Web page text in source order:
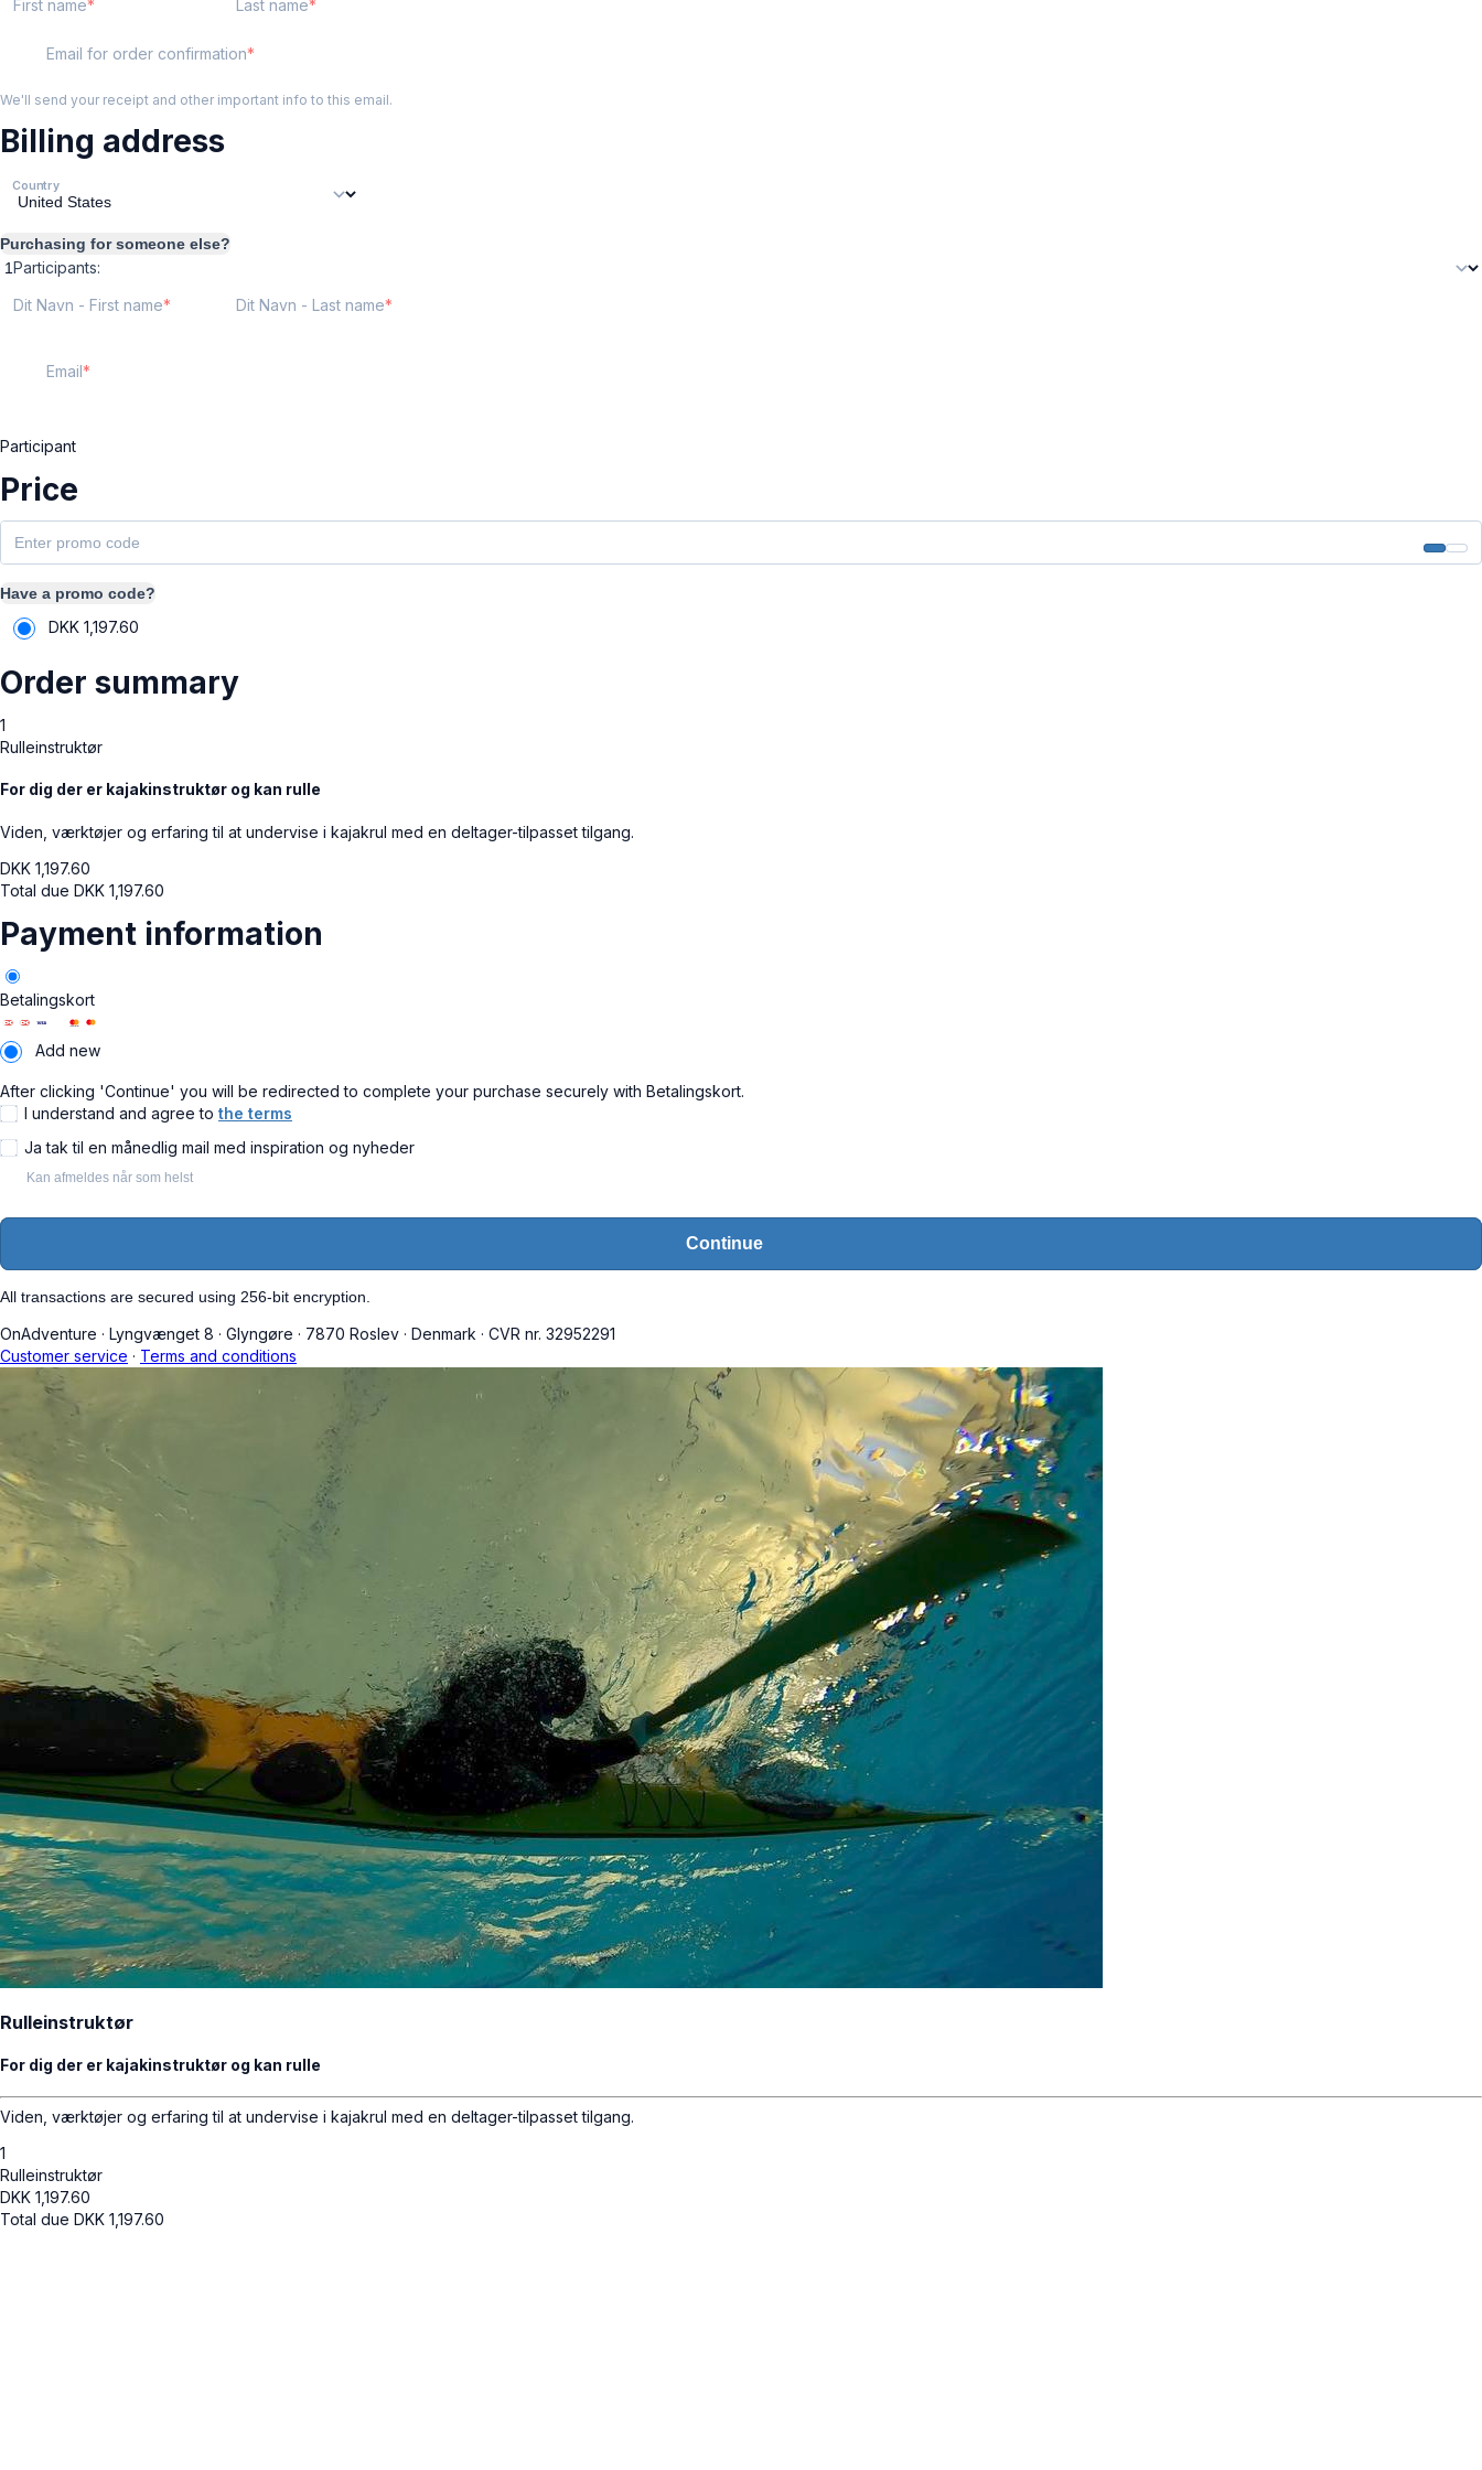
First name Last name
Email for order confirmation
We'll send your receipt and other important info to this email.
Billing address
Country
Purchasing for someone else?
Participants:
Dit Navn - First name
Dit Navn - Last name
Email
Participant
Price
Have a promo code?
DKK 1,197.60
Order summary
1
Rulleinstruktør
For dig der er kajakinstruktør og kan rulle
Viden, værktøjer og erfaring til at undervise i kajakrul med en deltager-tilpasset tilgang.
DKK 1,197.60
Total due DKK 1,197.60
Payment information
Betalingskort
Add new
After clicking 'Continue' you will be redirected to complete your purchase securely with Betalingskort.
I understand and agree to the terms
Ja tak til en månedlig mail med inspiration og nyheder
Kan afmeldes når som helst
Continue
All transactions are secured using 256-bit encryption.
OnAdventure · Lyngvænget 8 · Glyngøre · 7870 Roslev · Denmark · CVR nr. 32952291
Customer service · Terms and conditions
Rulleinstruktør
For dig der er kajakinstruktør og kan rulle
Viden, værktøjer og erfaring til at undervise i kajakrul med en deltager-tilpasset tilgang.
1
Rulleinstruktør
DKK 1,197.60
Total due DKK 1,197.60